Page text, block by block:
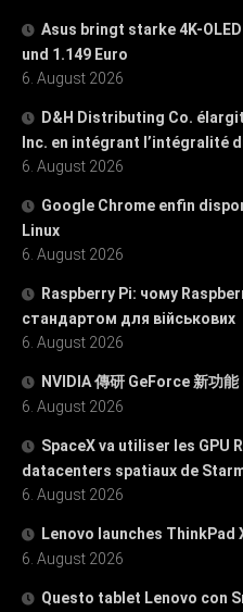
Asus bringt starke 4K-
und 1.149 Euro
6. August 2026
D&H Distributing Co.
Inc. en intégrant l’intégralité
6. August 2026
Google Chrome enfin
Linux
6. August 2026
Raspberry Pi: чому
стандартом для військових
6. August 2026
NVIDIA 傳研 GeForce 新功
6. August 2026
SpaceX va utiliser les GPU
datacenters spatiaux de
6. August 2026
Lenovo launches ThinkPad
6. August 2026
Questo tablet Lenovo con